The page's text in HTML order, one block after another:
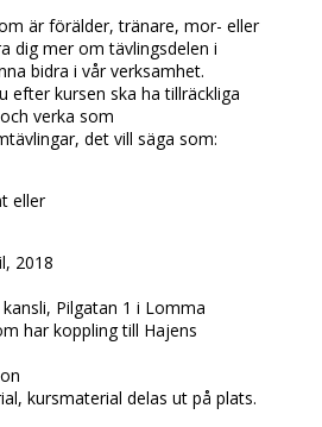
är förälder, tränare, mor- eller
dig mer om tävlingsdelen i
bidra i vår verksamhet.
efter kursen ska ha tillräckliga
verka som
det vill säga som:
eller
2018
Pilgatan 1 i Lomma
har koppling till Hajens
kursmaterial delas ut på plats.